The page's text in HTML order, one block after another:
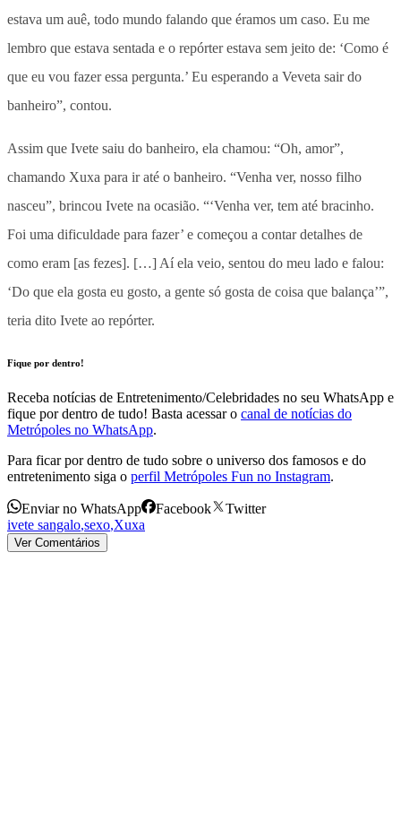
estava um auê, todo mundo falando que éramos um caso. Eu me
lembro que estava sentada e o repórter estava sem jeito de: ‘Como é
que eu vou fazer essa pergunta.’ Eu esperando a Veveta sair do
banheiro”, contou.
Assim que Ivete saiu do banheiro, ela chamou: “Oh, amor”,
chamando Xuxa para ir até o banheiro. “Venha ver, nosso filho
nasceu”, brincou Ivete na ocasião. “‘Venha ver, tem até bracinho.
Foi uma dificuldade para fazer’ e começou a contar detalhes de
como eram [as fezes]. […] Aí ela veio, sentou do meu lado e falou:
‘Do que ela gosta eu gosto, a gente só gosta de coisa que balança’”,
teria dito Ivete ao repórter.
Fique por dentro!
Receba notícias de Entretenimento/Celebridades no seu WhatsApp e
fique por dentro de tudo! Basta acessar o canal de notícias do
Metrópoles no WhatsApp.
Para ficar por dentro de tudo sobre o universo dos famosos e do
entretenimento siga o perfil Metrópoles Fun no Instagram.
Enviar no WhatsApp Facebook
Twitter
ivete sangalo,sexo,Xuxa
Ver Comentários